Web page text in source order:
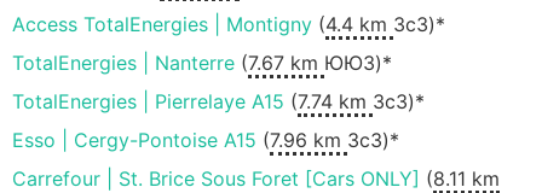
Access TotalEnergies | Montigny (4.4 km ЗсЗ)*
TotalEnergies | Nanterre (7.67 km ЮЮЗ)*
TotalEnergies | Pierrelaye A15 (7.74 km ЗсЗ)*
Esso | Cergy-Pontoise A15 (7.96 km ЗсЗ)*
Carrefour | St. Brice Sous Foret [Cars ONLY] (8.11 km